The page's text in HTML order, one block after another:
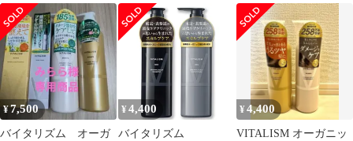
ィショナーセット
350ml \\3000778
4580431513608
¥7,500
バイタリズム オーガ
¥ 4,400
バイタリズム
¥4,400
VITALISM オーガニッ